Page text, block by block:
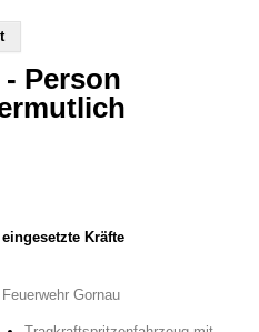
Person
eingesetzte Kräfte
Feuerwehr Gornau